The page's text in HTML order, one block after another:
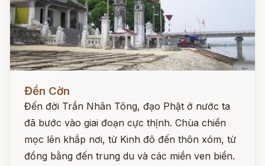
Đọc ngay
Đền Cờn
Đến đời Trần Nhân Tông, đạo Phật ở nước ta
đã bước vào giai đoạn cực thịnh. Chùa chiền
mọc lên khắp nơi, từ Kinh đô đến thôn xóm, từ
đồng bằng đến trung du và các miền ven biển.